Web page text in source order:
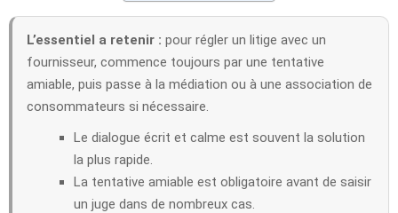
L’essentiel a retenir : pour régler un litige avec un
fournisseur, commence toujours par une tentative
amiable, puis passe à la médiation ou à une association de
consommateurs si nécessaire.
Le dialogue écrit et calme est souvent la solution
la plus rapide.
La tentative amiable est obligatoire avant de saisir
un juge dans de nombreux cas.